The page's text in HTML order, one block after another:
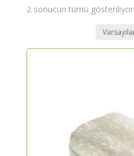
2 sonucun tümü gösteriliyor